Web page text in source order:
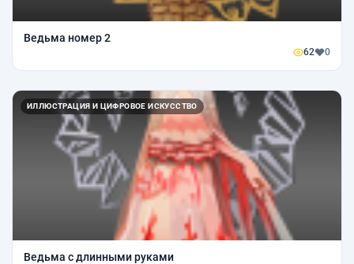
Ведьма номер 2
62 0
ИЛЛЮСТРАЦИЯ И ЦИФРОВОЕ ИСКУССТВО
Ведьма с длинными руками